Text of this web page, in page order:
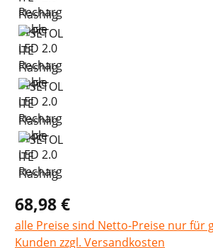
68,98 €
alle Preise sind Netto-Preise nur für
Kunden zzgl. Versandkosten